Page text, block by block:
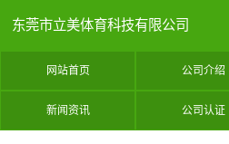
东莞市立美体育科技有限公司
网站首页 公司介绍
新闻资讯 公司认证